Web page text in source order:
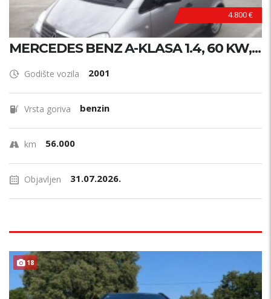
4.800 €
MERCEDES BENZ A-KLASA 1.4, 60 KW,...
Godište vozila 2001
Vrsta goriva benzin
km 56.000
Objavljen 31.07.2026.
18